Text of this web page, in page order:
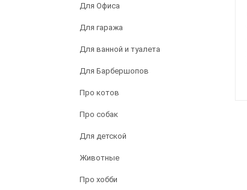
Для Офиса
Для гаража
Для ванной и туалета
Для Барбершопов
Про котов
Про собак
Для детской
Животные
Про хобби